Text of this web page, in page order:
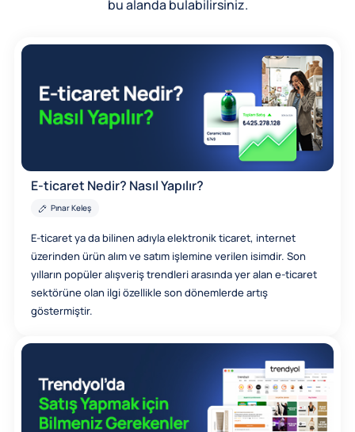
bu alanda bulabilirsiniz.
E-ticaret Nedir? Nasıl Yapılır?
Pınar Keleş
E-ticaret ya da bilinen adıyla elektronik ticaret, internet
üzerinden ürün alım ve satım işlemine verilen isimdir. Son
yılların popüler alışveriş trendleri arasında yer alan e-ticaret
sektörüne olan ilgi özellikle son dönemlerde artış
göstermiştir.